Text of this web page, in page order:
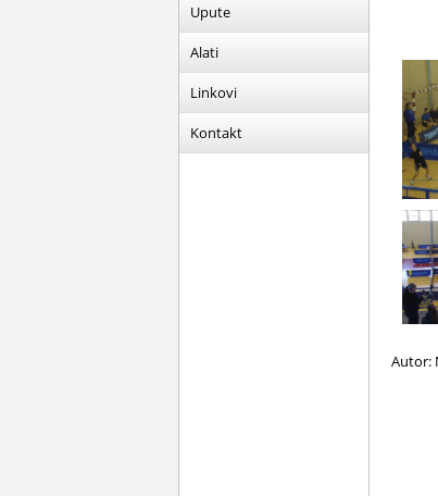
Upute
Alati
Linkovi
Kontakt
Autor: